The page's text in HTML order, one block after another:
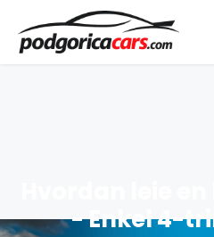
- Enkel 4-